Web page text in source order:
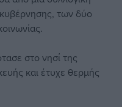
των δύο
στο νησί της
και έτυχε θερμής